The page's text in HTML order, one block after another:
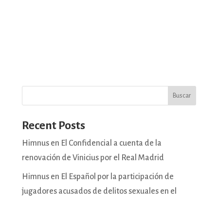
Buscar
Recent Posts
Himnus en El Confidencial a cuenta de la
renovación de Vinicius por el Real Madrid
Himnus en El Español por la participación de
jugadores acusados de delitos sexuales en el